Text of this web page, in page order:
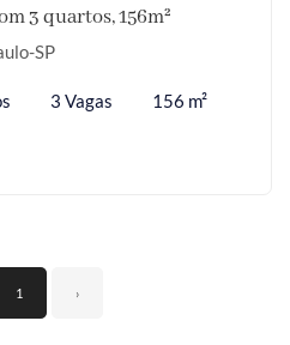
3 quartos, 156m²
SP
3 Vagas 156 m²
1 ›